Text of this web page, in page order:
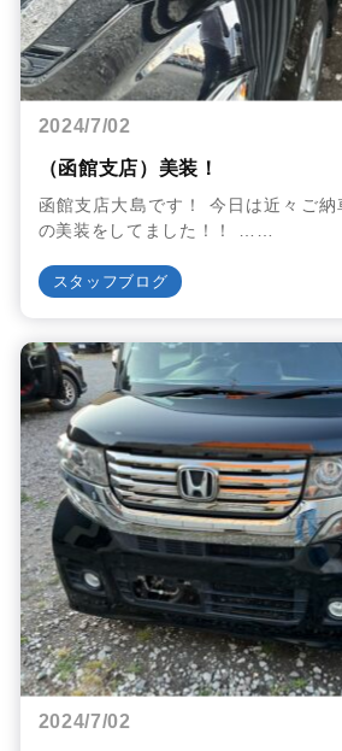
2024/7/02
（函館支店）美装！
函館支店大島です！ 今日は近々ご
の美装をしてました！！ ……
スタッフブログ
2024/7/02